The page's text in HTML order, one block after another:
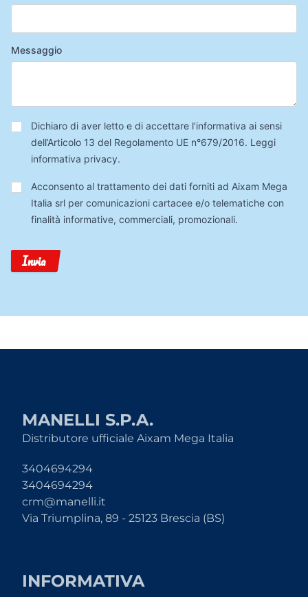
Messaggio
Privacy*
Dichiaro di aver letto e di accettare l’informativa ai sensi
dell’Articolo 13 del Regolamento UE n°679/2016. Leggi
informativa privacy.
Trattamento
Dati
Acconsento al trattamento dei dati forniti ad Aixam Mega
Italia srl per comunicazioni cartacee e/o telematiche con
finalità informative, commerciali, promozionali.
Invia
MANELLI S.P.A.
Distributore ufficiale Aixam Mega Italia
3404694294
3404694294
crm@manelli.it
Via Triumplina, 89 - 25123 Brescia (BS)
INFORMATIVA